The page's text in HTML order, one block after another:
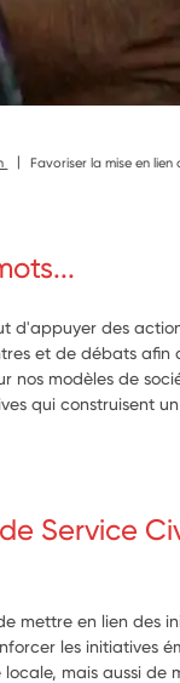
Favoriser la mise en
d'appuyer des
et de débats afin
nos modèles de
qui construisent
Service
mettre en lien des
les initiatives
locale, mais aussi de